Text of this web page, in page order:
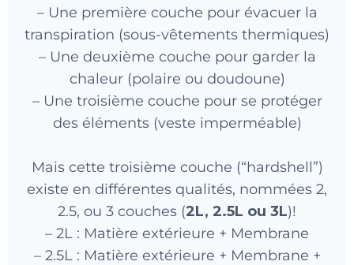
– Une première couche pour évacuer la
transpiration (sous-vêtements thermiques)
– Une deuxième couche pour garder la
chaleur (polaire ou doudoune)
– Une troisième couche pour se protéger
des éléments (veste imperméable)
Mais cette troisième couche (“hardshell”)
existe en différentes qualités, nommées 2,
2.5, ou 3 couches (2L, 2.5L ou 3L)!
– 2L : Matière extérieure + Membrane
– 2.5L : Matière extérieure + Membrane +